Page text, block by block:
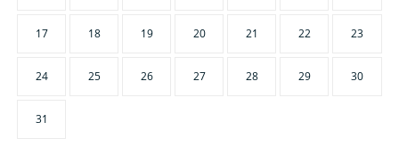
17 18 19 20 21 22 23
24 25 26 27 28 29 30
31